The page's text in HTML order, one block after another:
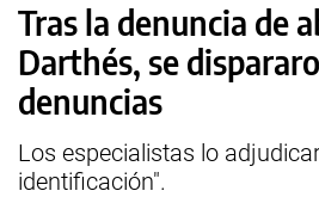
Tras la denuncia de
Darthés, se
denuncias
Los especialistas lo
identificación".